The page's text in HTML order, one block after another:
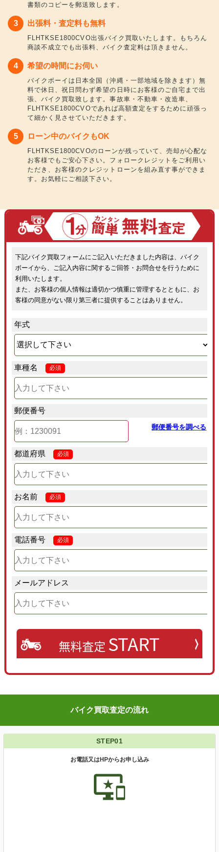
書類のコピーを郵送致します。
出張料・査定料も無料
FLHTKSE1800CVO出張バイク買取いたします。もちろん
商談不成立でも出張料、バイク査定料は頂きません。
希望の時間にお伺い
バイクボーイは日本全国（沖縄・一部地域を除きます）無
料で休日、祝日問わず希望の日時にお客様のご自宅まで出
張、バイク買取致します。事故車・不動車・改造車、
FLHTKSE1800CVOであれば高額査定をするために頑張っ
て細かく見させていただきます。
ローン中のバイクもOK
FLHTKSE1800CVOのローンが残っていて、売却が心配な
お客様でもご安心下さい。フォロークレジットをご利用い
ただき、お客様のクレジットローンを組み直す事ができま
す。お気軽にご相談下さい。
下記バイク買取フォームにご記入いただきました内容は、バイク
ボーイから、ご記入内容に関するご回答・お問合せを行うために
利用いたします。
また、お客様の個人情報は適切かつ慎重に管理するとともに、お
客様の同意がない限り第三者に提供することはありません。
年式
車種名 必須
郵便番号
郵便番号を調べる
都道府県 必須
お名前 必須
電話番号 必須
メールアドレス
無料査定 START
バイク買取査定の流れ
STEP01
お電話又はHPからお申し込み
important_devices